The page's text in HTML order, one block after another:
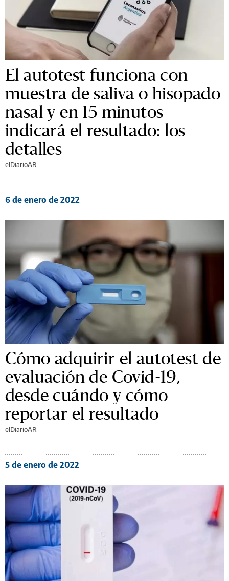
El autotest funciona con
muestra de saliva o hisopado
nasal y en 15 minutos
indicará el resultado: los
detalles
elDiarioAR
6 de enero de 2022
Cómo adquirir el autotest de
evaluación de Covid-19,
desde cuándo y cómo
reportar el resultado
elDiarioAR
5 de enero de 2022